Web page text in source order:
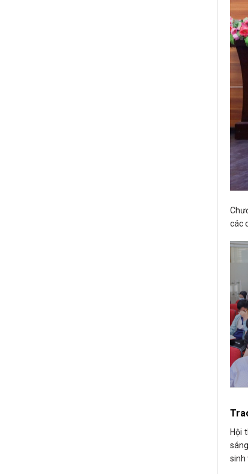
các
Hội
sinh